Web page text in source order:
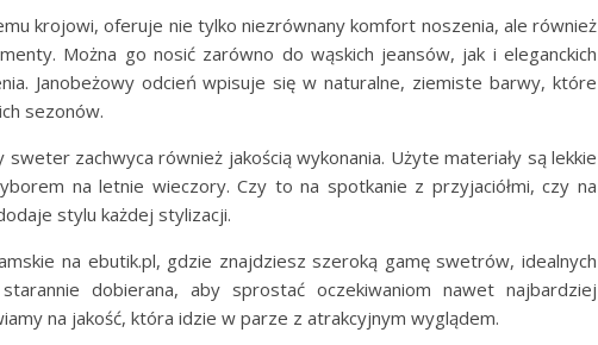
krojowi, oferuje nie tylko niezrównany komfort noszenia, ale również
Można go nosić zarówno do wąskich jeansów, jak i eleganckich
Janobeżowy odcień wpisuje się w naturalne, ziemiste barwy, które
sezonów.
zachwyca również jakością wykonania. Użyte materiały są lekkie
na letnie wieczory. Czy to na spotkanie z przyjaciółmi, czy na
stylu każdej stylizacji.
na ebutik.pl, gdzie znajdziesz szeroką gamę swetrów, idealnych
dobierana, aby sprostać oczekiwaniom nawet najbardziej
na jakość, która idzie w parze z atrakcyjnym wyglądem.